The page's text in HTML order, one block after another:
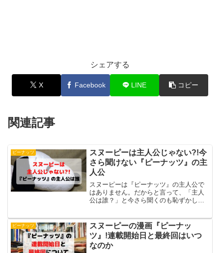
シェアする
X Facebook LINE コピー
関連記事
ピーナッツ
スヌーピーは主人公じゃない?!今
さら聞けない『ピーナッツ』の主
人公
スヌーピーは『ピーナッツ』の主人公で
はありません。だからと言って、「主人
公は誰？」と今さら聞くのも恥ずかしい
ぜ主人公と勘違いされたのかを解説して
いきます。日本でスヌーピーが人気にな
ったのかもわかっちゃいますよ。
ピーナッツ
スヌーピーの漫画『ピーナッ
ツ』!連載開始日と最終回はいつ
なのか